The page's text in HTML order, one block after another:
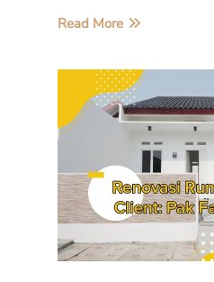
Read More